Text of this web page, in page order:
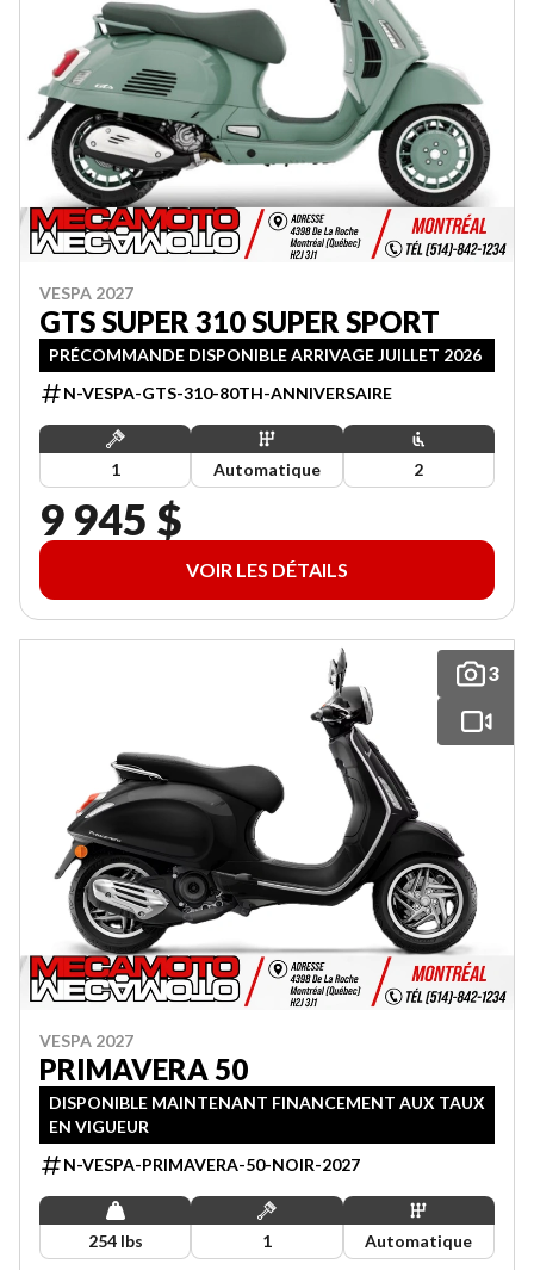
VESPA 2027
GTS SUPER 310 SUPER SPORT
PRÉCOMMANDE DISPONIBLE ARRIVAGE JUILLET 2026
N-VESPA-GTS-310-80TH-ANNIVERSAIRE
1 Automatique 2
9 945 $
VOIR LES DÉTAILS
3
VESPA 2027
PRIMAVERA 50
DISPONIBLE MAINTENANT FINANCEMENT AUX TAUX
EN VIGUEUR
N-VESPA-PRIMAVERA-50-NOIR-2027
254 lbs 1 Automatique